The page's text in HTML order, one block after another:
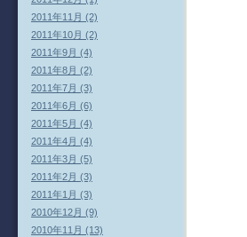
2011年11月 (2)
2011年10月 (2)
2011年9月 (4)
2011年8月 (2)
2011年7月 (3)
2011年6月 (6)
2011年5月 (4)
2011年4月 (4)
2011年3月 (5)
2011年2月 (3)
2011年1月 (3)
2010年12月 (9)
2010年11月 (13)